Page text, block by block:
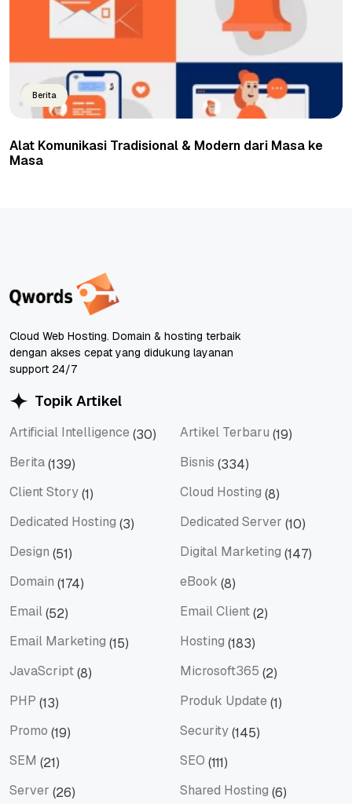
Berita
Alat Komunikasi Tradisional & Modern dari Masa ke
Masa
Cloud Web Hosting. Domain & hosting terbaik
dengan akses cepat yang didukung layanan
support 24/7
Topik Artikel
Artificial Intelligence (30) Artikel Terbaru (19)
Berita(139) Bisnis (334)
Client Story(1) Cloud Hosting (8)
Dedicated Hosting (3) Dedicated Server (10)
Design (51) Digital Marketing (147)
Domain (174) eBook (8)
Email(52) Email Client(2)
Email Marketing (15) Hosting (183)
JavaScript(8) Microsoft365 (2)
PHP (13) Produk Update (1)
Promo (19) Security(145)
SEM (21) SEO (111)
Server (26) Shared Hosting (6)